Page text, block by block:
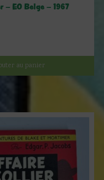
EO Belge – 1967
au panier